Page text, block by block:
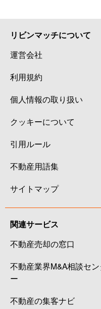
リビンマッチについて
運営会社
利用規約
個人情報の取り扱い
クッキーについて
引用ルール
不動産用語集
サイトマップ
関連サービス
不動産売却の窓口
不動産業界M&A相談セン
ー
不動産の集客ナビ